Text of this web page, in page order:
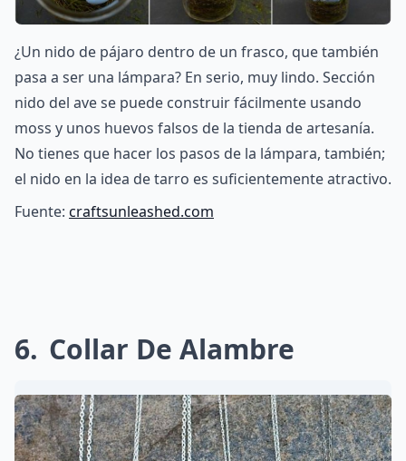
¿Un nido de pájaro dentro de un frasco, que también
pasa a ser una lámpara? En serio, muy lindo. Sección
nido del ave se puede construir fácilmente usando
moss y unos huevos falsos de la tienda de artesanía.
No tienes que hacer los pasos de la lámpara, también;
el nido en la idea de tarro es suficientemente atractivo.
Fuente: craftsunleashed.com
6 Collar De Alambre